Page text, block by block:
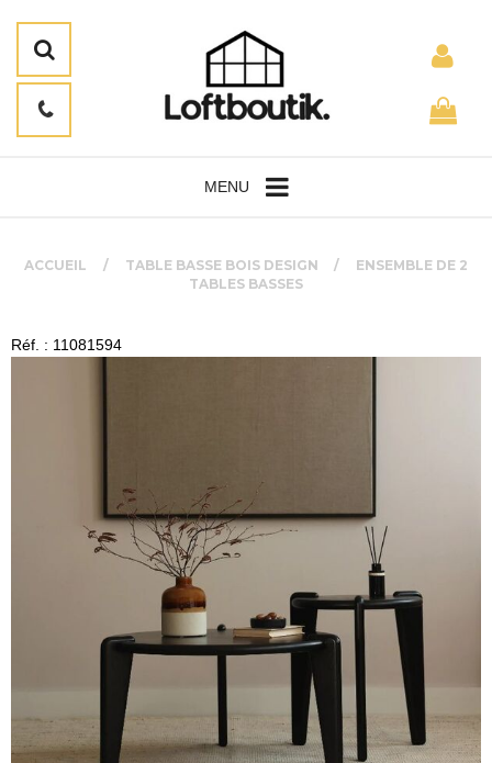
MENU
ACCUEIL TABLE BASSE BOIS DESIGN
ENSEMBLE DE 2
TABLES BASSES
Réf. : 11081594